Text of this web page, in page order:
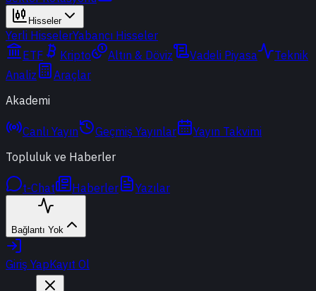
Hisseler
Yerli HisselerYabancı Hisseler
ETF
Kripto Altın & Döviz Vadeli Piyasa
Teknik
Analiz
Araçlar
Akademi
Canlı Yayın Geçmiş Yayınlar
Yayın Takvimi
Topluluk ve Haberler
t-Chat Haberler Yazılar
Bağlantı Yok
Giriş YapKayıt Ol